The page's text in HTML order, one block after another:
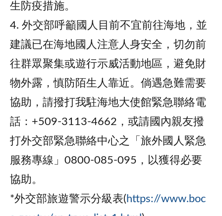
生防疫措施。
4. 外交部呼籲國人目前不宜前往海地，並
建議已在海地國人注意人身安全，切勿前
往群眾聚集或遊行示威活動地區，避免財
物外露，慎防陌生人靠近。倘遇急難需要
協助，請撥打我駐海地大使館緊急聯絡電
話：+509-3113-4662，或請國內親友撥
打外交部緊急聯絡中心之「旅外國人緊急
服務專線」0800-085-095，以獲得必要
協助。
*外交部旅遊警示分級表(https://www.boc